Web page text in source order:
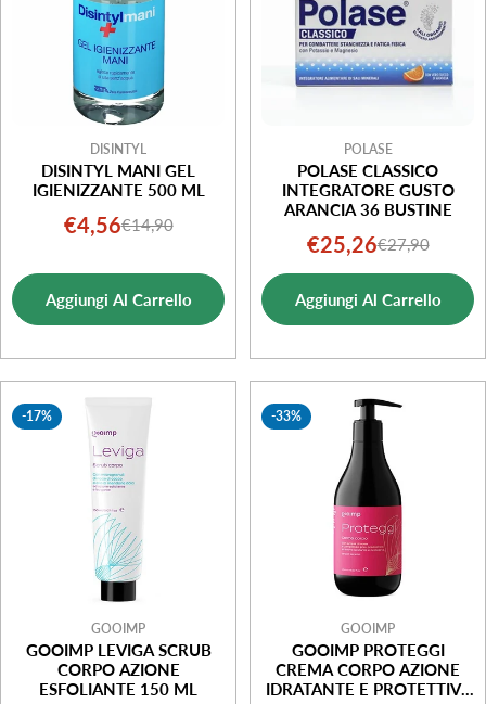
DISINTYL
DISINTYL MANI GEL
IGIENIZZANTE 500 ML
Prezzo
vendita
€4,56Prezzo
€14,90
Aggiungi Al Carrello
POLASE
POLASE CLASSICO
INTEGRATORE GUSTO
ARANCIA 36 BUSTINE
Prezzo
di
vendita
€25,26Prezzo
normale
€27,90
Aggiungi Al Carrello
-17%
GOOIMP
GOOIMP LEVIGA SCRUB
CORPO AZIONE
ESFOLIANTE 150 ML
-33%
GOOIMP
GOOIMP PROTEGGI
CREMA CORPO AZIONE
IDRATANTE E PROTETTIVA